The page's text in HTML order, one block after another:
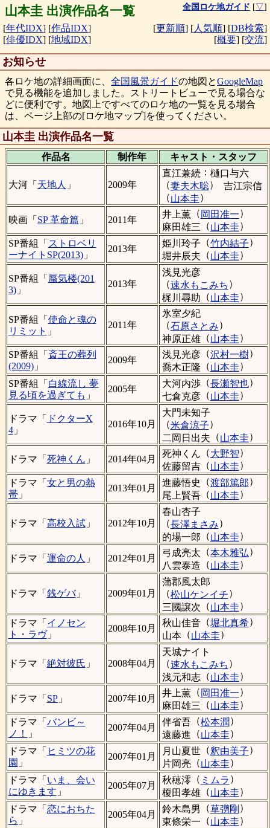
山本圭 出演作品名一覧 全国ロケ地ガイド [▽]
[年代IDX] [作品IDX]
[俳優IDX] [地域IDX]
[更新順] [人気順] [DB検索]
[概要] [交流]
お知らせ
各ロケ地の詳細画面に、 全国風景ガイドの地図とGoogleMap
で見る機能を追加しました。ストリートビューで見る場合な
どに便利です。地図上ですべてのロケ地の一覧を見る場合
は、ページ上部の[ロケ地マップ]を使ってください。
山本圭 出演作品名一覧
作品名 制作年 キャスト・ スタッフ
大河「 天地人 」 2009年
直江兼続： 樋口与六
（妻夫木聡）
吉江宗信
（山本圭）
映画「 SP 革命篇 」 2011年
井上薫（ 岡田准一）
麻田雄三 （山本圭）
SP番組「 ストロベリ
ーナイトSP(2013)」
2013年
姫川玲子 （竹内結子）
堀井辰夫 （山本圭）
SP番組「 蜃気楼(201
3)」
2013年
浅見光彦
（速水もこみち ）
梶川尋助 （山本圭）
SP番組「 使命と魂の
リミット 」
2011年
氷室夕紀
（石原さとみ）
神原正雄（山本圭）
SP番組「 斎王の葬列
(2009)」
2009年
浅見光彦（沢村一樹）
喬木正隆 （山本圭）
SP番組「 白線流し 夢
見る頃を過ぎても 」
2005年
大河内渉（長瀬智也）
七倉克彦（山本圭）
ドラマ「
ドクターX
4」
2016年10月
大門未知子
（米倉涼子）
二岡日出夫 （山本圭）
ドラマ「 死神くん 」 2014年04月
死神くん （大野智）
佐藤留吉（山本圭）
ドラマ「 女と男の熱
帯 」
2013年01月
進藤悟史 （渡部篤郎）
尾上賢吾（山本圭）
ドラマ「 高校入試」 2012年10月
春山杏子
（長澤まさみ）
的場一郎 （山本圭）
ドラマ「 運命の人 」 2012年01月
弓成亮太 （本木雅弘）
八雲泰造 （山本圭）
ドラマ「 銭ゲバ」 2009年01月
蒲郡風太郎
（松山ケンイチ）
三國譲次 （山本圭）
ドラマ「 イノセン
ト・ラヴ」
2008年10月
秋山佳音（堀北真希）
山本 （山本圭）
ドラマ「 絶対彼氏 」 2008年04月
天城ナイト
（速水もこみち ）
浅元和志（山本圭）
ドラマ「 SP」 2007年10月
井上薫（ 岡田准一）
麻田雄三 （山本圭）
ドラマ「 バンビ～
ノ！
」
2007年04月
伴省吾（松本潤）
遠藤進 （山本圭）
ドラマ「 ヒミツの花
園 」
2007年01月
月山夏世（釈由美子）
片岡亮（山本圭）
ドラマ「 いま、会い
にゆきます 」
2005年07月
秋穂澪 （ ミムラ ）
榎田孝雄（山本圭）
ドラマ「 恋におちた
ら 」
2005年04月
鈴木島男 （草彅剛 ）
東條栄一 （山本圭）